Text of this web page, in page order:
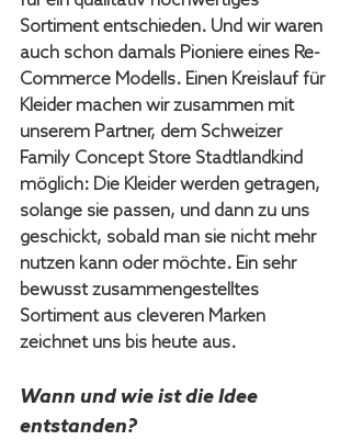
Sortiment entschieden. Und wir waren
auch schon damals Pioniere eines Re-
Commerce Modells. Einen Kreislauf für
Kleider machen wir zusammen mit
unserem Partner, dem Schweizer
Family Concept Store Stadtlandkind
möglich: Die Kleider werden getragen,
solange sie passen, und dann zu uns
geschickt, sobald man sie nicht mehr
nutzen kann oder möchte. Ein sehr
bewusst zusammengestelltes
Sortiment aus cleveren Marken
zeichnet uns bis heute aus.
Wann und wie ist die Idee
entstanden?